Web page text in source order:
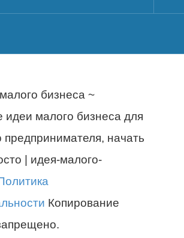
бизнеса ~
малого бизнеса для
начать
| идея-малого-
Копирование